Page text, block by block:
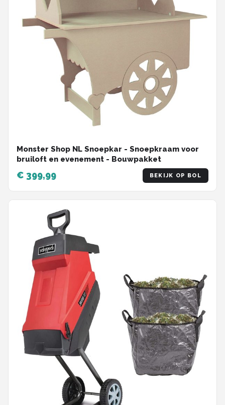
Monster Shop NL Snoepkar - Snoepkraam voor
bruiloft en evenement - Bouwpakket
€ 399,99 BEKIJK OP BOL